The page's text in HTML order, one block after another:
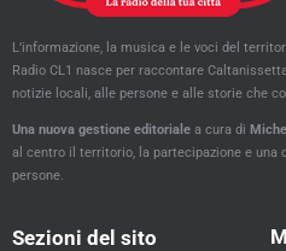
L’informazione, la musica e le voci del
Radio CL1 nasce per raccontare
notizie locali, alle persone e alle storie che
Una nuova gestione editoriale a cura di
al centro il territorio, la partecipazione e una
persone.
Sezioni del sito